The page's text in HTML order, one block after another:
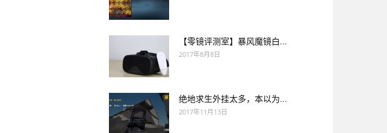
【零镜评测室】暴风魔镜白...
2017年8月8日
绝地求生外挂太多，本以为...
2017年11月13日